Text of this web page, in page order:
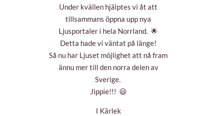
Under kvällen hjälptes vi åt att
tillsammans öppna upp nya
Ljusportaler i hela Norrland. 🌟
Detta hade vi väntat på länge!
Så nu har Ljuset möjlighet att nå fram
ännu mer till den norra delen av
Sverige.
Jippie!!! 😃
I Kärlek